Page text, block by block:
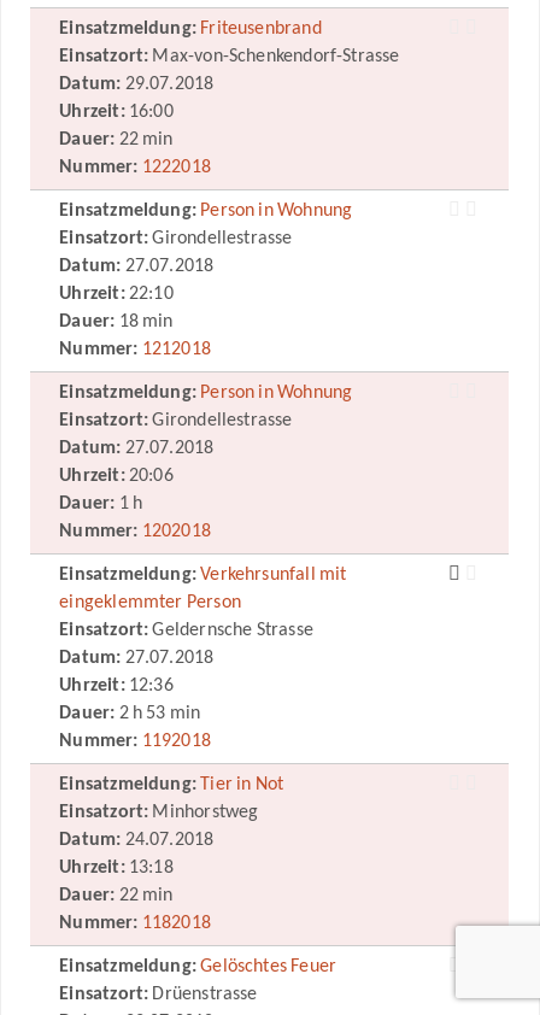
Einsatzmeldung: Friteusenbrand
Einsatzort: Max-von-Schenkendorf-Strasse
Datum: 29.07.2018
Uhrzeit:16:00
Dauer: 22 min
Nummer: 1222018
Einsatzmeldung: Person in Wohnung
Einsatzort:Girondellestrasse
Datum: 27.07.2018
Uhrzeit:22:10
Dauer: 18 min
Nummer: 1212018
Einsatzmeldung: Person in Wohnung
Einsatzort:Girondellestrasse
Datum: 27.07.2018
Uhrzeit:20:06
Dauer: 1 h
Nummer: 1202018
Einsatzmeldung:Verkehrsunfall mit
eingeklemmter Person
Einsatzort:Geldernsche Strasse
Datum: 27.07.2018
Uhrzeit:12:36
Dauer: 2 h 53 min
Nummer: 1192018
Einsatzmeldung: Tier in Not
Einsatzort: Minhorstweg
Datum: 24.07.2018
Uhrzeit:13:18
Dauer: 22 min
Nummer: 1182018
Einsatzmeldung:Gelöschtes Feuer
Einsatzort: Drüenstrasse